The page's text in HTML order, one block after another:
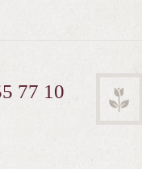
77 10